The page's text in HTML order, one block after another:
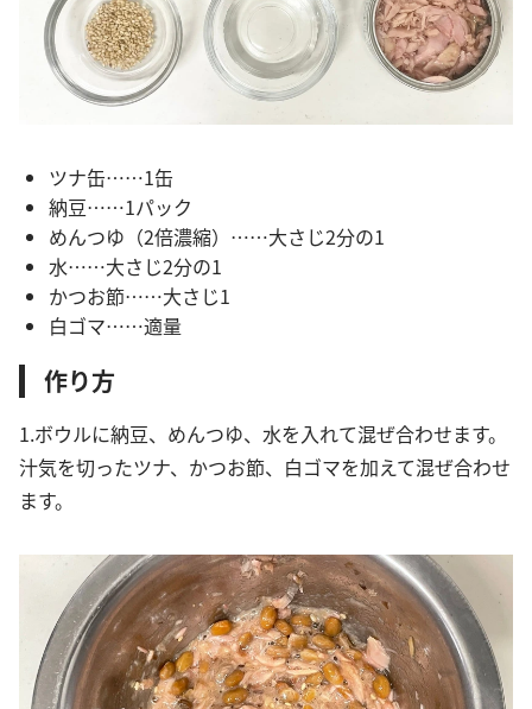
ツナ缶……1缶
納豆……1パック
めんつゆ（2倍濃縮）……大さじ2分の1
水……大さじ2分の1
かつお節……大さじ1
白ゴマ……適量
作り方
1.ボウルに納豆、めんつゆ、水を入れて混ぜ合わせます。
汁気を切ったツナ、かつお節、白ゴマを加えて混ぜ合わせ
ます。